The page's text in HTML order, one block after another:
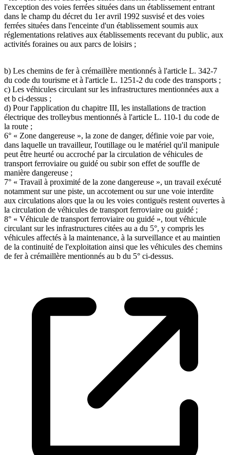
l'exception des voies ferrées situées dans un établissement entrant
dans le champ du décret du 1er avril 1992 susvisé et des voies
ferrées situées dans l'enceinte d'un établissement soumis aux
réglementations relatives aux établissements recevant du public, aux
activités foraines ou aux parcs de loisirs ;
b) Les chemins de fer à crémaillère mentionnés à l'article L. 342-7
du code du tourisme et à l'article L. 1251-2 du code des transports ;
c) Les véhicules circulant sur les infrastructures mentionnées aux a
et b ci-dessus ;
d) Pour l'application du chapitre III, les installations de traction
électrique des trolleybus mentionnés à l'article L. 110-1 du code de
la route ;
6° « Zone dangereuse », la zone de danger, définie voie par voie,
dans laquelle un travailleur, l'outillage ou le matériel qu'il manipule
peut être heurté ou accroché par la circulation de véhicules de
transport ferroviaire ou guidé ou subir son effet de souffle de
manière dangereuse ;
7° « Travail à proximité de la zone dangereuse », un travail exécuté
notamment sur une piste, un accotement ou sur une voie interdite
aux circulations alors que la ou les voies contiguës restent ouvertes à
la circulation de véhicules de transport ferroviaire ou guidé ;
8° « Véhicule de transport ferroviaire ou guidé », tout véhicule
circulant sur les infrastructures citées au a du 5°, y compris les
véhicules affectés à la maintenance, à la surveillance et au maintien
de la continuité de l'exploitation ainsi que les véhicules des chemins
de fer à crémaillère mentionnés au b du 5° ci-dessus.